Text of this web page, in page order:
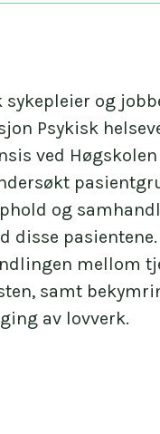
og
Psykisk
ved
og
disse
mellom
samt
av lovverk.